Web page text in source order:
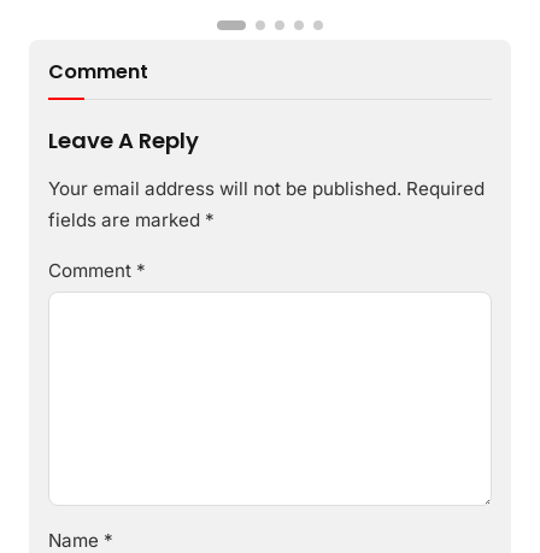
Comment
Leave A Reply
Your email address will not be published. Required
fields are marked *
Comment *
Name *